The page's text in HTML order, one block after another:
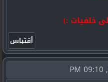
خلفيات :)